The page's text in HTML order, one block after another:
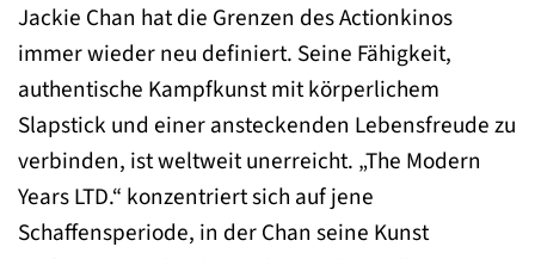
Jackie Chan hat die Grenzen des Actionkinos
immer wieder neu definiert. Seine Fähigkeit,
authentische Kampfkunst mit körperlichem
Slapstick und einer ansteckenden Lebensfreude zu
verbinden, ist weltweit unerreicht. „The Modern
Years LTD.“ konzentriert sich auf jene
Schaffensperiode, in der Chan seine Kunst